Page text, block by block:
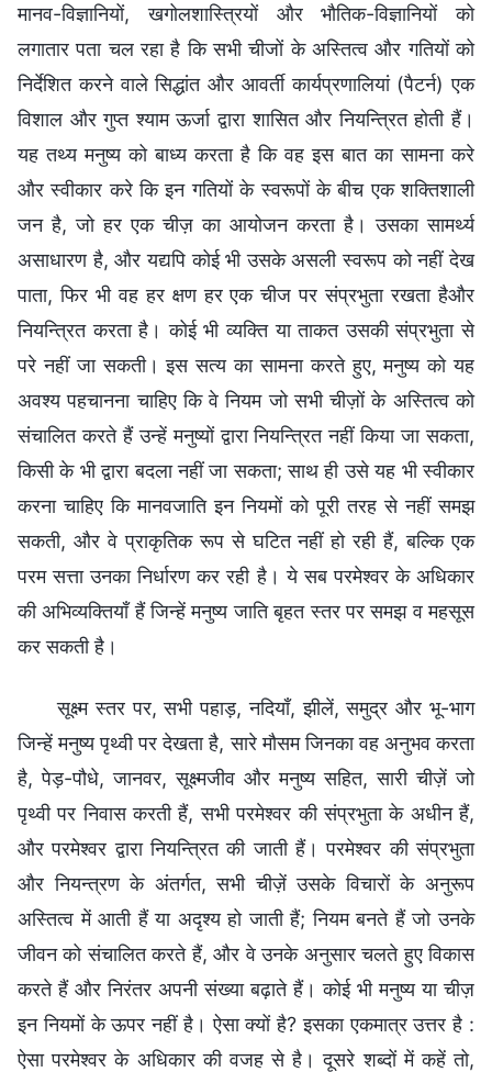
मानव-विज्ञानियों, खगोलशास्त्रियों और भौतिक-विज्ञानियों को
लगातार पता चल रहा है कि सभी चीजों के अस्तित्व और गतियों को
निर्देशित करने वाले सिद्धांत और आवर्ती कार्यप्रणालियां (पैटर्न) एक
विशाल और गुप्त श्याम ऊर्जा द्वारा शासित और नियन्त्रित होती हैं।
यह तथ्य मनुष्य को बाध्य करता है कि वह इस बात का सामना करे
और स्वीकार करे कि इन गतियों के स्वरूपों के बीच एक शक्तिशाली
जन है, जो हर एक चीज़ का आयोजन करता है। उसका सामर्थ्य
असाधारण है, और यद्यपि कोई भी उसके असली स्वरूप को नहीं देख
पाता, फिर भी वह हर क्षण हर एक चीज पर संप्रभुता रखता हैऔर
नियन्त्रित करता है। कोई भी व्यक्ति या ताकत उसकी संप्रभुता से
परे नहीं जा सकती। इस सत्य का सामना करते हुए, मनुष्य को यह
अवश्य पहचानना चाहिए कि वे नियम जो सभी चीज़ों के अस्तित्व को
संचालित करते हैं उन्हें मनुष्यों द्वारा नियन्त्रित नहीं किया जा सकता,
किसी के भी द्वारा बदला नहीं जा सकता; साथ ही उसे यह भी स्वीकार
करना चाहिए कि मानवजाति इन नियमों को पूरी तरह से नहीं समझ
सकती, और वे प्राकृतिक रूप से घटित नहीं हो रही हैं, बल्कि एक
परम सत्ता उनका निर्धारण कर रही है। ये सब परमेश्वर के अधिकार
की अभिव्यक्तियाँ हैं जिन्हें मनुष्य जाति बृहत स्तर पर समझ व महसूस
कर सकती है।
सूक्ष्म स्तर पर, सभी पहाड़, नदियाँ, झीलें, समुद्र और भू-भाग
जिन्हें मनुष्य पृथ्वी पर देखता है, सारे मौसम जिनका वह अनुभव करता
है, पेड़-पौधे, जानवर, सूक्ष्मजीव और मनुष्य सहित, सारी चीज़ें जो
पृथ्वी पर निवास करती हैं, सभी परमेश्वर की संप्रभुता के अधीन हैं,
और परमेश्वर द्वारा नियन्त्रित की जाती हैं। परमेश्वर की संप्रभुता
और नियन्त्रण के अंतर्गत, सभी चीज़ें उसके विचारों के अनुरूप
अस्तित्व में आती हैं या अदृश्य हो जाती हैं; नियम बनते हैं जो उनके
जीवन को संचालित करते हैं, और वे उनके अनुसार चलते हुए विकास
करते हैं और निरंतर अपनी संख्या बढ़ाते हैं। कोई भी मनुष्य या चीज़
इन नियमों के ऊपर नहीं है। ऐसा क्यों है? इसका एकमात्र उत्तर है :
ऐसा परमेश्वर के अधिकार की वजह से है। दूसरे शब्दों में कहें तो,